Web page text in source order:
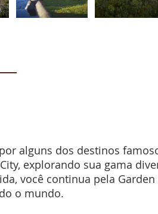
alguns dos destinos
explorando sua gama
você continua pela
o mundo.